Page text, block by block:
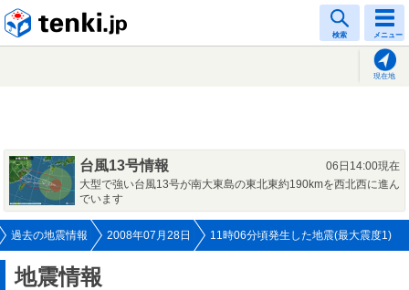
検索 メニュー
現在地
台風13号情報
06日14:00現在
大型で強い台風13号が南大東島の東北東約190kmを西北西に進ん
でいます
過去の地震情報 2008年07月28日 11時06分頃発生した地震(最大震度1)
地震情報